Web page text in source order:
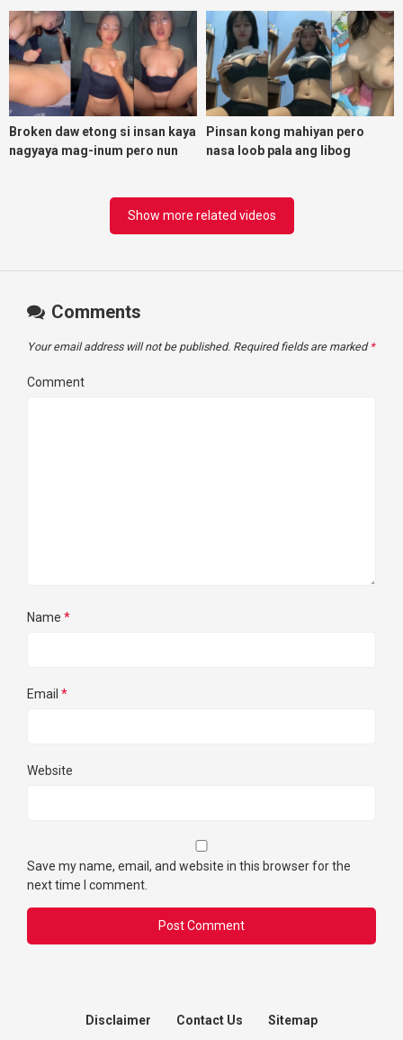
Broken daw etong si insan kaya
nagyaya mag-inum pero nun
Pinsan kong mahiyan pero
nasa loob pala ang libog
Show more related videos
Comments
Your email address will not be published. Required fields are marked *
Comment
Name *
Email *
Website
Save my name, email, and website in this browser for the
next time I comment.
Disclaimer Contact Us Sitemap